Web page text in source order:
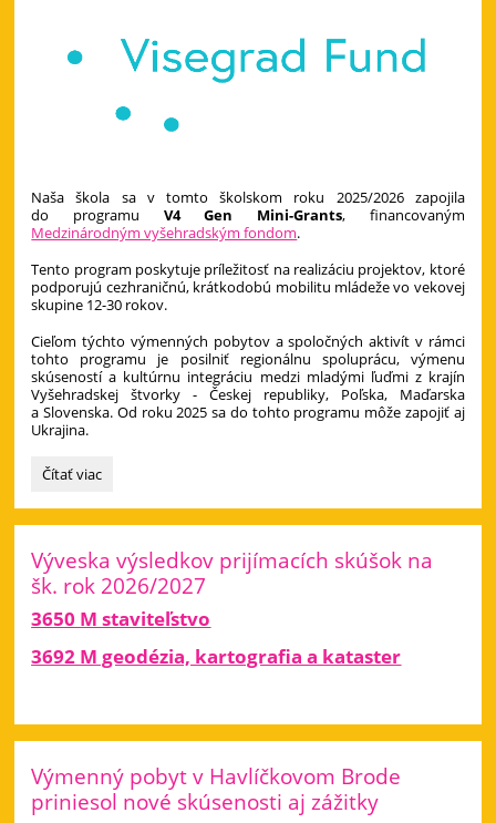
Naša škola sa v tomto školskom roku 2025/2026 zapojila
do programu V4 Gen Mini-Grants, financovaným
Medzinárodným vyšehradským fondom.
Tento program poskytuje príležitosť na realizáciu projektov, ktoré
podporujú cezhraničnú, krátkodobú mobilitu mládeže vo vekovej
skupine 12-30 rokov.
Cieľom týchto výmenných pobytov a spoločných aktivít v rámci
tohto programu je posilniť regionálnu spoluprácu, výmenu
skúseností a kultúrnu integráciu medzi mladými ľuďmi z krajín
Vyšehradskej štvorky - Českej republiky, Poľska, Maďarska
a Slovenska. Od roku 2025 sa do tohto programu môže zapojiť aj
Ukrajina.
Visegrad
Čítať viac
Výveska výsledkov prijímacích skúšok na
šk. rok 2026/2027
3650 M staviteľstvo
3692 M geodézia, kartografia a kataster
Výmenný pobyt v Havlíčkovom Brode
priniesol nové skúsenosti aj zážitky